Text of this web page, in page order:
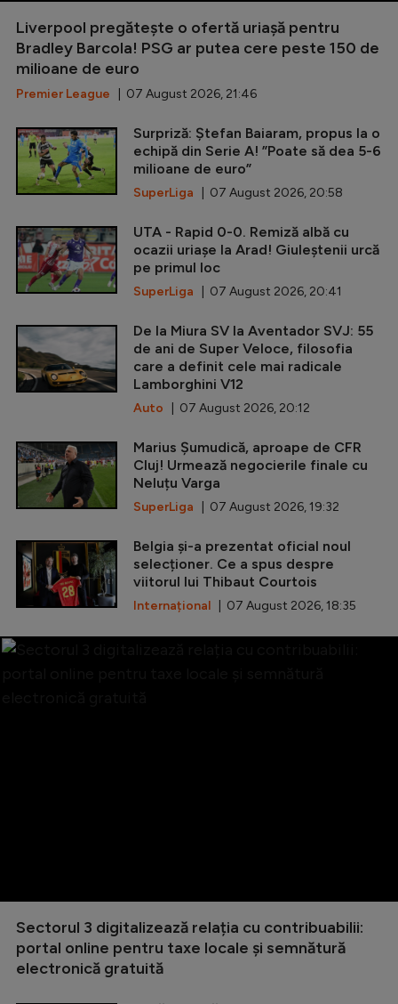
Liverpool pregătește o ofertă uriașă pentru
Bradley Barcola! PSG ar putea cere peste 150 de
milioane de euro
Premier League | 07 August 2026, 21:46
Surpriză: Ștefan Baiaram, propus la o
echipă din Serie A! ”Poate să dea 5-6
milioane de euro”
SuperLiga | 07 August 2026, 20:58
UTA - Rapid 0-0. Remiză albă cu
ocazii uriașe la Arad! Giuleștenii urcă
pe primul loc
SuperLiga | 07 August 2026, 20:41
De la Miura SV la Aventador SVJ: 55
de ani de Super Veloce, filosofia
care a definit cele mai radicale
Lamborghini V12
Auto | 07 August 2026, 20:12
Marius Șumudică, aproape de CFR
Cluj! Urmează negocierile finale cu
Neluțu Varga
SuperLiga | 07 August 2026, 19:32
Belgia și-a prezentat oficial noul
selecționer. Ce a spus despre
viitorul lui Thibaut Courtois
Internațional | 07 August 2026, 18:35
Sectorul 3 digitalizează relația cu contribuabilii:
portal online pentru taxe locale și semnătură
electronică gratuită